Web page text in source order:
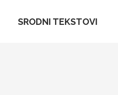
SRODNI TEKSTOVI